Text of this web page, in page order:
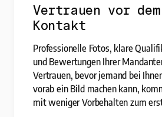
Vertrauen vor
Kontakt
Professionelle Fotos, klare
und Bewertungen Ihrer
Vertrauen, bevor jemand bei
vorab ein Bild machen kann,
mit weniger Vorbehalten zum